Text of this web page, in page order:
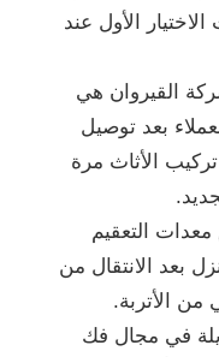
الأول عند
القيروان هي
بعد توصيل
تركيب الأثاث مرة
التعقيم
بعد الانتقال من
الأتربة.
في مجال فك